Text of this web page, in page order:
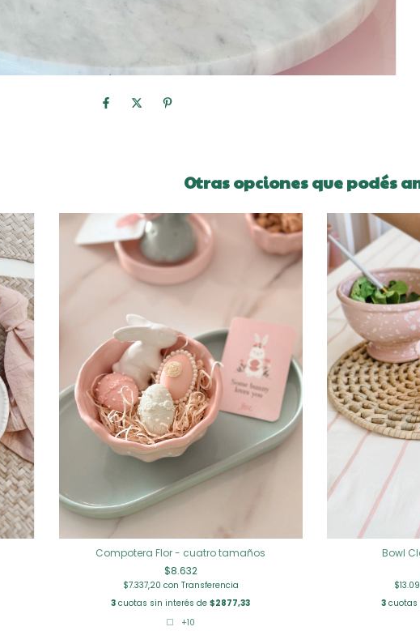
Otras opciones que podés
Compotera Flor - cuatro tamaños
$8.632
$7.337,20 con Transferencia
3 cuotas sin interés de$2877,33
+10
Bowl
3